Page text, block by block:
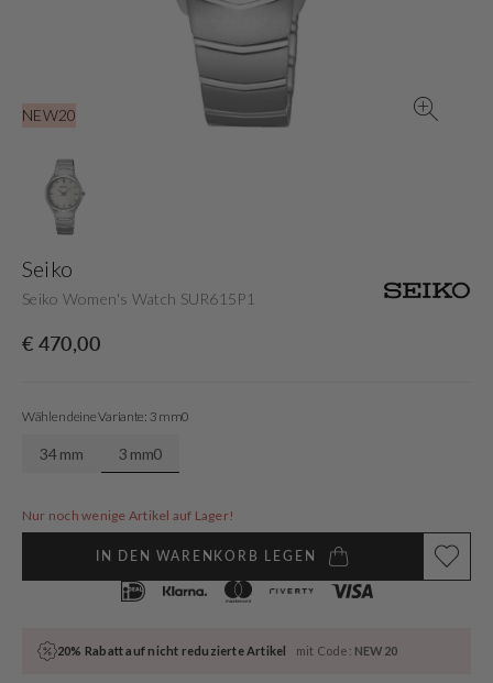
NEW20
Galerieansicht
Seiko
Seiko Women's Watch SUR615P1
Normaler
€ 470,00
Wählen deine Variante: 3 mm0
34 mm 3 mm0
Nur noch wenige Artikel auf Lager!
IN DEN WARENKORB LEGEN
20% Rabatt auf nicht reduzierte Artikel mit Code: NEW20